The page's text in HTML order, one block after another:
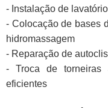
- Instalação de
- Colocação de bases
hidromassagem
- Reparação de
- Troca de torneiras
eficientes